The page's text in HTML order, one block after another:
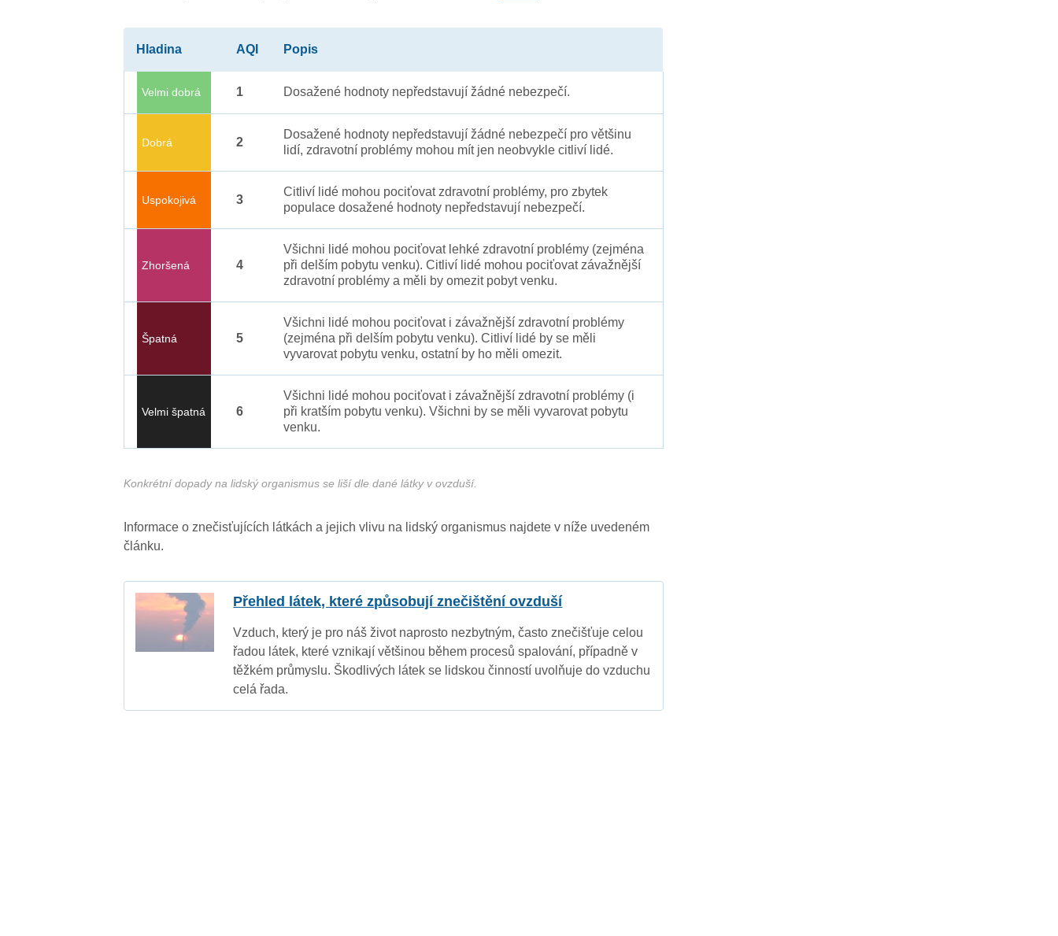
4
4
0
Hladina AQI Popis
Velmi dobrá 1 Dosažené hodnoty nepředstavují žádné nebezpečí.
Dobrá 2
Dosažené hodnoty nepředstavují žádné nebezpečí pro většinu
lidí, zdravotní problémy mohou mít jen neobvykle citliví lidé.
Uspokojivá 3
Citliví lidé mohou pociťovat zdravotní problémy, pro zbytek
populace dosažené hodnoty nepředstavují nebezpečí.
Zhoršená 4
Všichni lidé mohou pociťovat lehké zdravotní problémy (zejména
při delším pobytu venku). Citliví lidé mohou pociťovat závažnější
zdravotní problémy a měli by omezit pobyt venku.
Špatná 5
Všichni lidé mohou pociťovat i závažnější zdravotní problémy
(zejména při delším pobytu venku). Citliví lidé by se měli
vyvarovat pobytu venku, ostatní by ho měli omezit.
Velmi špatná 6
Všichni lidé mohou pociťovat i závažnější zdravotní problémy (i
při kratším pobytu venku). Všichni by se měli vyvarovat pobytu
venku.
Konkrétní dopady na lidský organismus se liší dle dané látky v ovzduší.
Informace o znečisťujících látkách a jejich vlivu na lidský organismus najdete v níže uvedeném
článku.
Přehled látek, které způsobují znečištění ovzduší
Vzduch, který je pro náš život naprosto nezbytným, často znečišťuje celou
řadou látek, které vznikají většinou během procesů spalování, případně v
těžkém průmyslu. Škodlivých látek se lidskou činností uvolňuje do vzduchu
celá řada.